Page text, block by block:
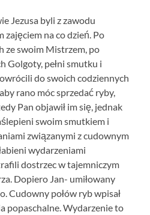
Jezusa byli z zawodu
na co dzień. Po
ze swoim Mistrzem, po
Golgoty, pełni smutku i
do swoich codziennych
rano móc sprzedać ryby,
Pan objawił im się, jednak
swoim smutkiem i
związanymi z cudownym
wydarzeniami
dostrzec w tajemniczym
Dopiero Jan- umiłowany
Cudowny połów ryb wpisał
popaschalne. Wydarzenie to